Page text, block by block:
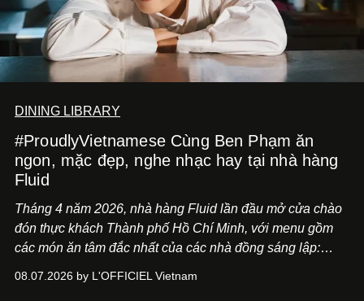
DINING LIBRARY
#ProudlyVietnamese Cùng Ben Phạm ăn
ngon, mặc đẹp, nghe nhạc hay tại nhà hàng
Fluid
Tháng 4 năm 2026, nhà hàng Fluid lần đầu mở cửa chào
đón thực khách Thành phố Hồ Chí Minh, với menu gồm
các món ăn tâm đắc nhất của các nhà đồng sáng lập:
món ăn đa dạng từ Á đến Âu nhanh chóng được yêu thích
08.07.2026 by L'OFFICIEL Vietnam